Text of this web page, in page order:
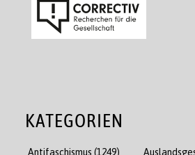
KATEGORIEN
Antifaschismus (1249)